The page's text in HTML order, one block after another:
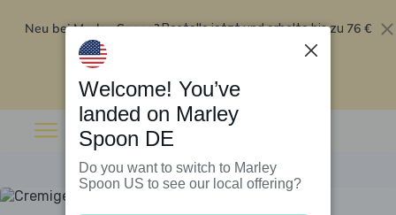
Neu bei Marley Spoon?Bestelle jetzt und erhalte bis zu 76 €
Rabatt auf deine ersten fünf Boxen
Welcome! You’ve
landed on Marley
Spoon DE
Do you want to switch to Marley
Spoon US to see our local offering?